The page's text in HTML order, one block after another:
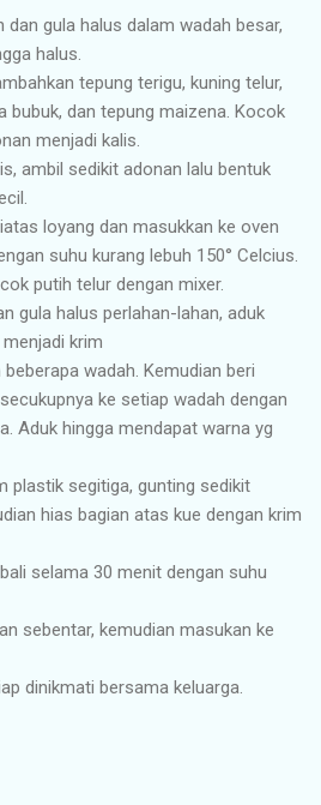
dan gula halus dalam wadah besar,
halus.
tepung terigu, kuning telur,
bubuk, dan tepung maizena. Kocok
menjadi kalis.
ambil sedikit adonan lalu bentuk
loyang dan masukkan ke oven
suhu kurang lebuh 150° Celcius.
putih telur dengan mixer.
gula halus perlahan-lahan, aduk
krim
wadah. Kemudian beri
ke setiap wadah dengan
Aduk hingga mendapat warna yg
plastik segitiga, gunting sedikit
hias bagian atas kue dengan krim
selama 30 menit dengan suhu
sebentar, kemudian masukan ke
dinikmati bersama keluarga.